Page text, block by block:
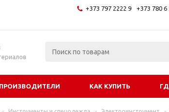
+373 797 2222 9 +373 780 6
ПРОИЗВОДИТЕЛИ КАК КУПИТЬ